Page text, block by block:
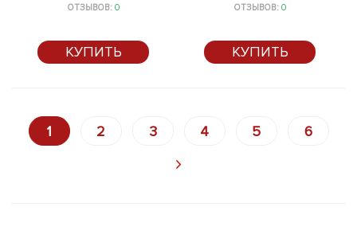
ОТЗЫВОВ: 0
КУПИТЬ
ОТЗЫВОВ: 0
КУПИТЬ
1 2 3 4 5 6